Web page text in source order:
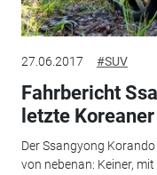
27.06.2017 #SUV
Fahrbericht
letzte Koreaner
Der Ssangyong
von nebenan: Keiner,